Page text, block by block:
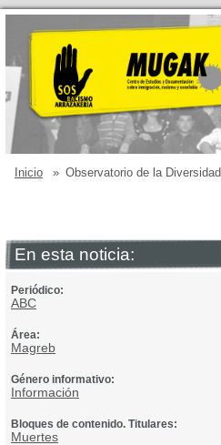
Inicio » Observatorio de la Diversidad
En esta noticia:
Periódico:
ABC
Área:
Magreb
Género informativo:
Información
Bloques de contenido. Titulares:
Muertes